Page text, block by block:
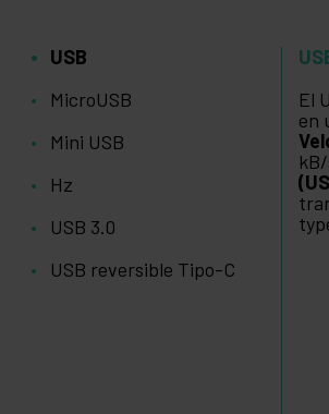
USB
MicroUSB
Mini USB
Hz
USB 3.0
USB reversible Tipo-C
El
en